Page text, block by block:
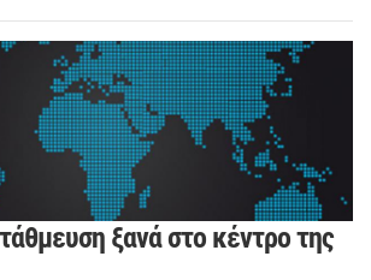
ξανά στο κέντρο της